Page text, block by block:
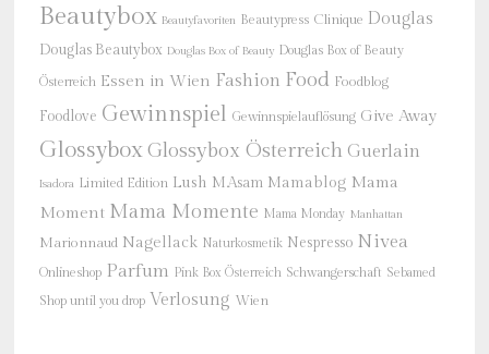
Beautybox Beautyfavoriten Beautypress Clinique Douglas
Douglas Beautybox Douglas Box of Beauty Douglas Box of Beauty
Österreich Essen in Wien Fashion Food Foodblog
Foodlove Gewinnspiel Gewinnspielauflösung Give Away
GlossyboxGlossybox Österreich Guerlain
Isadora Limited Edition Lush M.Asam Mamablog Mama
Moment Mama Momente Mama Monday Manhattan
Marionnaud Nagellack Naturkosmetik Nespresso Nivea
Onlineshop Parfum Pink Box Österreich Schwangerschaft Sebamed
Shop until you drop Verlosung Wien